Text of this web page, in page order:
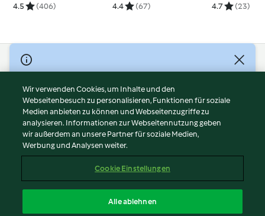
4.5 (406) 4.4 (67) 4.7 (23)
© Copyright 2026
Nutzungsbedingungen
Datenschutzrichtlinien
Disclaimer
Impressum
Cookies
Abo kündigen
Erklärung zur Barrierefreiheit
Wir verwenden Cookies, um Inhalte und den
Webseitenbesuch zu personalisieren, Funktionen für soziale
Medien anbieten zu können und Webseitenzugriffe zu
analysieren. Informationen zur Webseitennutzung geben
wir außerdem an unsere Partner für soziale Medien,
Werbung und Analysen weiter.
Cookie Einstellungen
Alle ablehnen